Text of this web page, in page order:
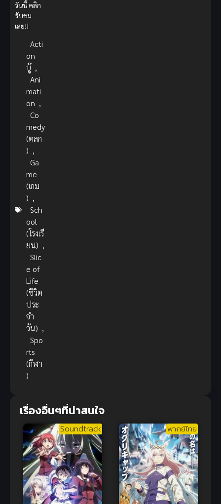
วันนี้ คลิก
รับชม
เลย!]
Acti
on
บู๊ ,
Ani
mati
on ,
Co
medy
(ตลก
) ,
Ga
me
(เกม
) ,
Sch
ool
(โรงเรี
ยน) ,
Slic
e of
Life
(ชีวิต
ประ
จำ
วัน) ,
Spo
rts
(กีฬา
)
เรื่องอื่นๆที่น่าสนใจ
Soundtrack พากย์ไทย